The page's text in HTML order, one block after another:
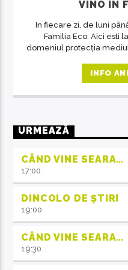
VINO ÎN
In fiecare zi, de luni
Familia Eco. Aici esti
domeniul protecția
INFO
URMEAZĂ
CÂND VINE SEARA…
17:00
DINCOLO DE ȘTIRI
19:00
CÂND VINE SEARA…
19:30